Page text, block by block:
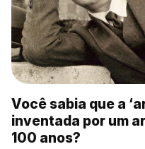
Você sabia que a
inventada por um
100 anos?